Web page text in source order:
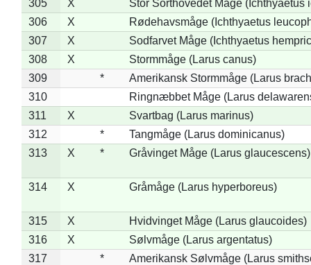
305 X
Stor Sorthovedet Måge (Ichthyaetus
306
X
Rødehavsmåge (Ichthyaetus
307
X
Sodfarvet Måge (Ichthyaetus
308
X
Stormmåge (Larus canus)
309
*
Amerikansk Stormmåge (Larus
310
Ringnæbbet Måge (Larus
311
X
Svartbag (Larus marinus)
312
*
Tangmåge (Larus dominicanus)
313
X * Gråvinget Måge (Larus glaucescens)
314 X Gråmåge (Larus hyperboreus)
315 X
Hvidvinget Måge (Larus glaucoides)
316
X
Sølvmåge (Larus argentatus)
317
*
Amerikansk Sølvmåge (Larus